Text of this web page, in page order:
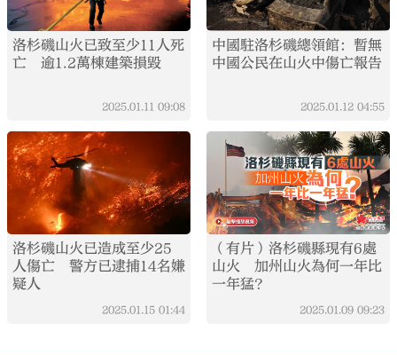
洛杉磯山火已致至少11人死
亡 逾1.2萬棟建築損毀
2025.01.11 09:08
中國駐洛杉磯總領館：暫無
中國公民在山火中傷亡報告
2025.01.12 04:55
洛杉磯山火已造成至少25
人傷亡 警方已逮捕14名嫌
疑人
2025.01.15 01:44
（有片）洛杉磯縣現有6處
山火 加州山火為何一年比
一年猛？
2025.01.09 09:23